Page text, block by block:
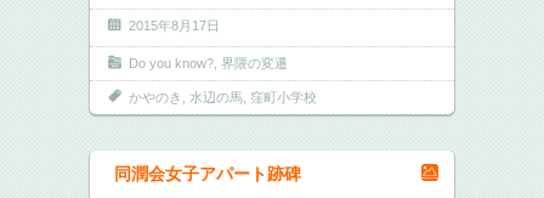
2015年8月17日
Do you know? 界隈の変遷
かやのき 水辺の馬 窪町小学校
同潤会女子アパート跡碑